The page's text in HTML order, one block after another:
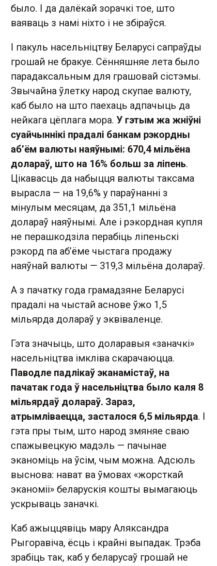
было. І да далёкай зорачкі тое, што
ваяваць з намі ніхто і не збіраўся.
І пакуль насельніцтву Беларусі сапраўды
грошай не бракуе. Сённяшняе лета было
парадаксальным для грашовай сістэмы.
Звычайна ўлетку народ скупае валюту,
каб было на што паехаць адпачыць да
нейкага цёплага мора. У гэтым жа жніўні
суайчыннікі прадалі банкам рэкордны
аб’ём валюты наяўнымі: 670,4 мільёна
долараў, што на 16% больш за ліпень.
Цікавасць да набыцця валюты таксама
вырасла — на 19,6% у параўнанні з
мінулым месяцам, да 351,1 мільёна
долараў наяўнымі. Але і рэкордная купля
не перашко­дзіла перабіць ліпеньскі
рэкорд па аб’ёме чыстага продажу
наяўнай валюты — 319,3 мільёна долараў.
А з пачатку года грамадзяне Беларусі
прадалі на чыстай аснове ўжо 1,5
мільярда долараў у эквіваленце.
Гэта значыць, што доларавыя «заначкі»
насельніцтва імкліва скарачаюцца.
Паводле падлікаў эканамістаў, на
пачатак года ў насельніцтва было каля 8
мільярдаў долараў. Зараз,
атрымліваецца, засталося 6,5 мільярда. І
гэта пры тым, што народ змяняе сваю
спажывецкую мадэль — пачынае
эканоміць на ўсім, чым можна. Адсюль
выснова: нават ва ўмовах «жорсткай
эканоміі» беларускія кошты вымагаюць
ускрываць заначкі.
Каб ажыццявіць мару Аляксандра
Рыгоравіча, ёсць і крайні выпадак. Трэба
зрабіць так, каб у беларусаў грошай не